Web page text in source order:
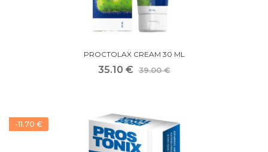
PROCTOLAX CREAM 30 ML
35.10 € 39.00 €
-11.70 €